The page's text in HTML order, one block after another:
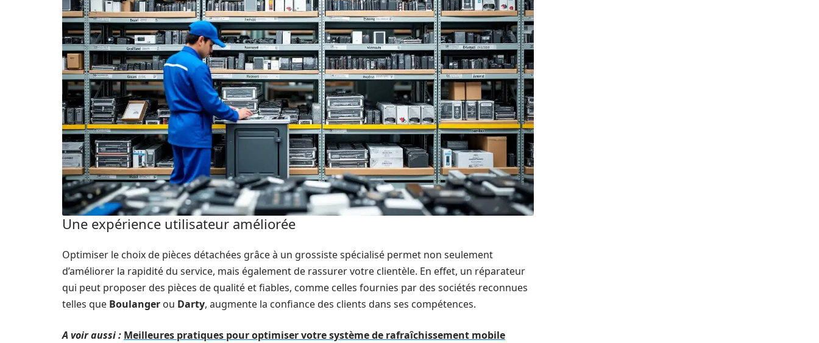
Une expérience utilisateur améliorée
Optimiser le choix de pièces détachées grâce à un grossiste spécialisé permet non seulement
d’améliorer la rapidité du service, mais également de rassurer votre clientèle. En effet, un réparateur
qui peut proposer des pièces de qualité et fiables, comme celles fournies par des sociétés reconnues
telles que Boulanger ou Darty, augmente la confiance des clients dans ses compétences.
A voir aussi : Meilleures pratiques pour optimiser votre système de rafraîchissement mobile